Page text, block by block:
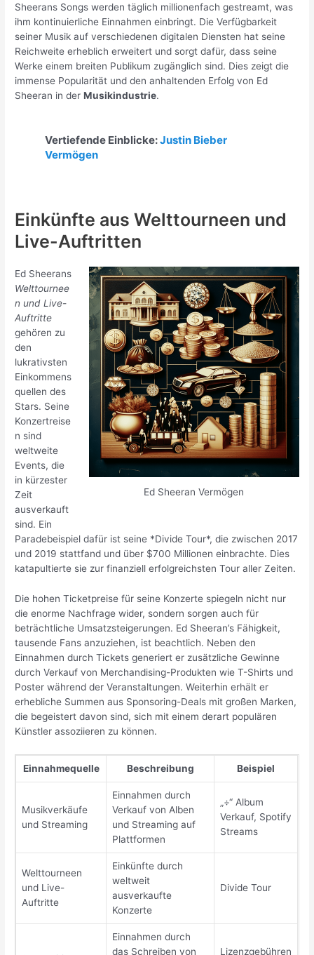
Sheerans Songs werden täglich millionenfach gestreamt, was
ihm kontinuierliche Einnahmen einbringt. Die Verfügbarkeit
seiner Musik auf verschiedenen digitalen Diensten hat seine
Reichweite erheblich erweitert und sorgt dafür, dass seine
Werke einem breiten Publikum zugänglich sind. Dies zeigt die
immense Popularität und den anhaltenden Erfolg von Ed
Sheeran in derMusikindustrie.
Vertiefende Einblicke:Justin Bieber
Vermögen
Einkünfte aus Welttourneen und
Live-Auftritten
Ed Sheeran Vermögen
Ed Sheerans
Welttournee
n und Live-
Auftritte
gehören zu
den
lukrativsten
Einkommens
quellen des
Stars. Seine
Konzertreise
n sind
weltweite
Events, die
in kürzester
Zeit
ausverkauft
sind. Ein
Paradebeispiel dafür ist seine *Divide Tour*, die zwischen 2017
und 2019 stattfand und über $700 Millionen einbrachte. Dies
katapultierte sie zur finanziell erfolgreichsten Tour aller Zeiten.
Die hohen Ticketpreise für seine Konzerte spiegeln nicht nur
die enorme Nachfrage wider, sondern sorgen auch für
beträchtliche Umsatzsteigerungen. Ed Sheeran’s Fähigkeit,
tausende Fans anzuziehen, ist beachtlich. Neben den
Einnahmen durch Tickets generiert er zusätzliche Gewinne
durch Verkauf von Merchandising-Produkten wie T-Shirts und
Poster während der Veranstaltungen. Weiterhin erhält er
erhebliche Summen aus Sponsoring-Deals mit großen Marken,
die begeistert davon sind, sich mit einem derart populären
Künstler assoziieren zu können.
Einnahmequelle Beschreibung Beispiel
Musikverkäufe
und Streaming
Einnahmen durch
Verkauf von Alben
und Streaming auf
Plattformen
„÷“ Album
Verkauf, Spotify
Streams
Welttourneen
und Live-
Auftritte
Einkünfte durch
weltweit
ausverkaufte
Konzerte
Divide Tour
Einnahmen durch
das Schreiben von
Lizenzgebühren